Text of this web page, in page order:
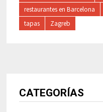
restaurantes en Barcelona
tapas
Zagreb
CATEGORÍAS